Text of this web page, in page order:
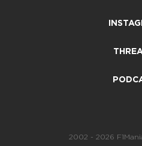
2002 - 2026